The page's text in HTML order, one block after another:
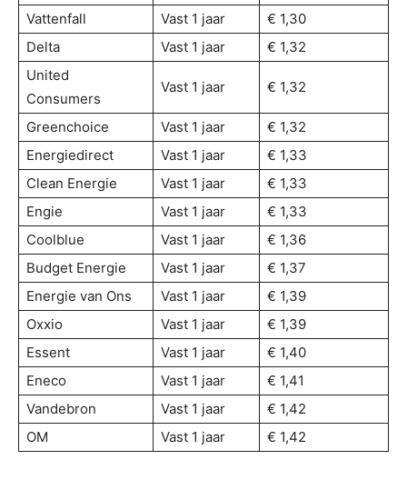
Vattenfall
Vast 1 jaar
€ 1,30
Delta
Vast 1 jaar
€ 1,32
United
Consumers
Vast 1 jaar € 1,32
Greenchoice Vast 1 jaar
€ 1,32
Energiedirect
Vast 1 jaar
€ 1,33
Clean Energie
Vast 1 jaar
€ 1,33
Engie
Vast 1 jaar
€ 1,33
Coolblue
Vast 1 jaar
€ 1,36
Budget Energie
Vast 1 jaar
€ 1,37
Energie van Ons
Vast 1 jaar
€ 1,39
Oxxio
Vast 1 jaar
€ 1,39
Essent
Vast 1 jaar
€ 1,40
Eneco
Vast 1 jaar
€ 1,41
Vandebron
Vast 1 jaar
€ 1,42
OM
Vast 1 jaar € 1,42